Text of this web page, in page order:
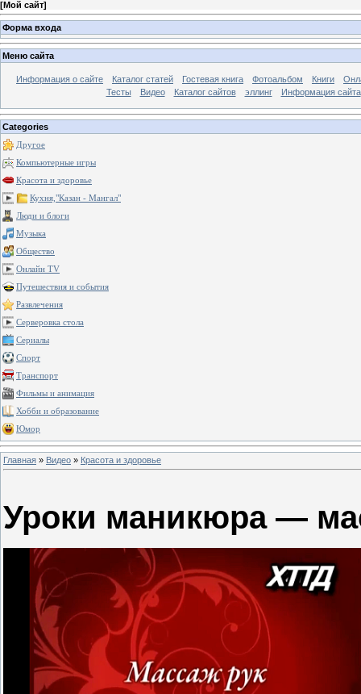
[Мой сайт]
Форма входа
Меню сайта
Информация о сайте Каталог статей Гостевая книга Фотоальбом Книги
Тесты
Видео Каталог сайтов эллинг Информация сайта
Categories
Другое
Компьютерные игры
Красота и здоровье
Кухня,"Казан - Мангал"
Люди и блоги
Музыка
Общество
Онлайн TV
Путешествия и события
Развлечения
Серверовка стола
Сериалы
Спорт
Транспорт
Фильмы и анимация
Хобби и образование
Юмор
Главная » Видео » Красота и здоровье
Уроки маникюра —